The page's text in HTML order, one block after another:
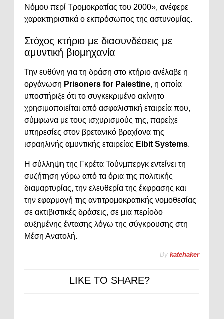
Νόμου περί Τρομοκρατίας του 2000», ανέφερε
χαρακτηριστικά ο εκπρόσωπος της αστυνομίας.
Στόχος κτήριο με διασυνδέσεις με
αμυντική βιομηχανία
Την ευθύνη για τη δράση στο κτήριο ανέλαβε η
οργάνωση Prisoners for Palestine, η οποία
υποστήριξε ότι το συγκεκριμένο ακίνητο
χρησιμοποιείται από ασφαλιστική εταιρεία που,
σύμφωνα με τους ισχυρισμούς της, παρείχε
υπηρεσίες στον βρετανικό βραχίονα της
ισραηλινής αμυντικής εταιρείας Elbit Systems.
Η σύλληψη της Γκρέτα Τούνμπεργκ εντείνει τη
συζήτηση γύρω από τα όρια της πολιτικής
διαμαρτυρίας, την ελευθερία της έκφρασης και
την εφαρμογή της αντιτρομοκρατικής νομοθεσίας
σε ακτιβιστικές δράσεις, σε μια περίοδο
αυξημένης έντασης λόγω της σύγκρουσης στη
Μέση Ανατολή.
By katehaker
LIKE TO SHARE?